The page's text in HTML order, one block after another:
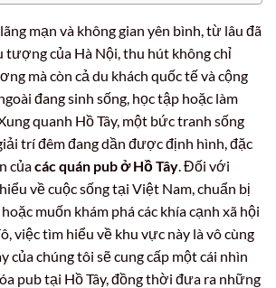
mạn và không gian yên bình, từ lâu đã
của Hà Nội, thu hút không chỉ
mà còn cả du khách quốc tế và cộng
đang sinh sống, học tập hoặc làm
quanh Hồ Tây, một bức tranh sống
trí đêm đang dần được định hình, đặc
củacác quán pub ở Hồ Tây. Đối với
về cuộc sống tại Việt Nam, chuẩn bị
muốn khám phá các khía cạnh xã hội
việc tìm hiểu về khu vực này là vô cùng
của chúng tôi sẽ cung cấp một cái nhìn
pub tại Hồ Tây, đồng thời đưa ra những